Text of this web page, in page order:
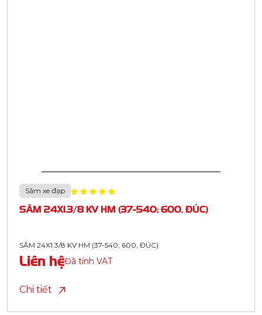
Săm xe đạp
SĂM 24X1.3/8 KV HM (37-540; 600, ĐÚC)
SĂM 24X1.3/8 KV HM (37-540; 600, ĐÚC)
Liên hệĐã tính VAT
Chi tiết